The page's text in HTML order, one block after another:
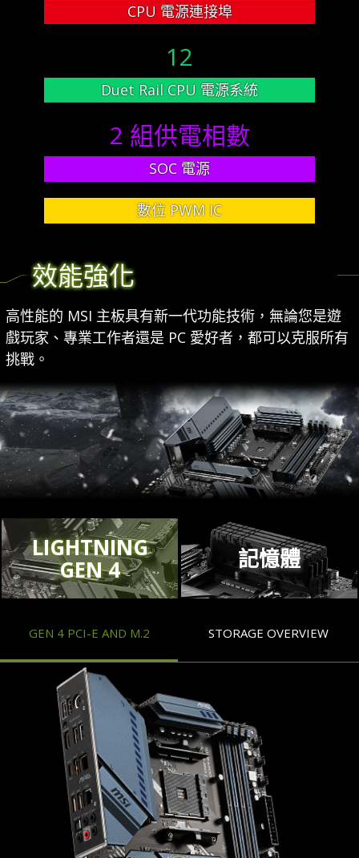
CPU 電源連接埠
12
Duet Rail CPU 電源系統
2 組供電相數
SOC 電源
數位 PWM IC
效能強化
高性能的 MSI 主板具有新一代功能技術，無論您是遊
戲玩家、專業工作者還是 PC 愛好者，都可以克服所有
挑戰。
LIGHTNING
GEN 4 記憶體
GEN 4 PCI-E AND M.2 STORAGE OVERVIEW